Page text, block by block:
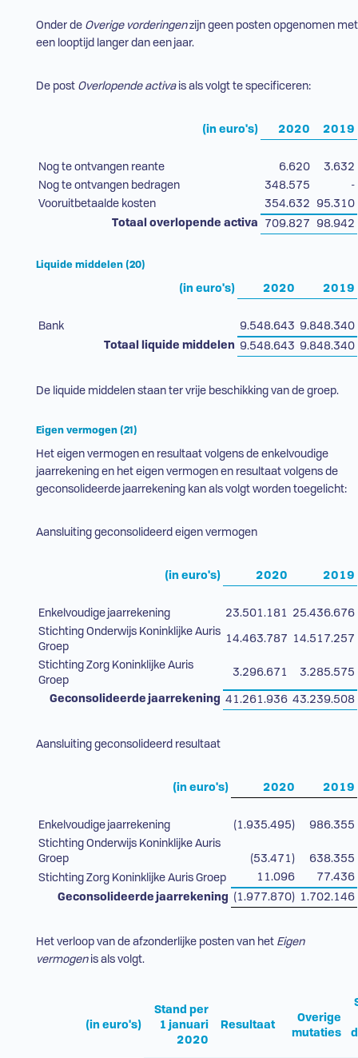
Onder de Overige vorderingenzijn geen posten opgenomen met
een looptijd langer dan een jaar.
De post Overlopende activais als volgt te specificeren:
(in euro's) 2020 2019
Nog te ontvangen reante 6.620
3.632
Nog te ontvangen bedragen
348.575
-
Vooruitbetaalde kosten
354.632
95.310
Totaal overlopende activa
709.827 98.942
Liquide middelen (20)
(in euro's) 2020 2019
Bank 9.548.643 9.848.340
Totaal liquide middelen 9.548.643 9.848.340
De liquide middelen staan ter vrije beschikking van de groep.
Eigen vermogen (21)
Het eigen vermogen en resultaat volgens de enkelvoudige
jaarrekening en het eigen vermogen en resultaat volgens de
geconsolideerde jaarrekening kan als volgt worden toegelicht:
Aansluiting geconsolideerd eigen vermogen
(in euro's) 2020 2019
Enkelvoudige jaarrekening 23.501.181
25.436.676
Stichting Onderwijs Koninklijke Auris
Groep
14.463.787 14.517.257
Stichting Zorg Koninklijke Auris
Groep
3.296.671 3.285.575
Geconsolideerde jaarrekening 41.261.936 43.239.508
Aansluiting geconsolideerd resultaat
(in euro's) 2020 2019
Enkelvoudige jaarrekening (1.935.495)
986.355
Stichting Onderwijs Koninklijke Auris
Groep
(53.471)
638.355
Stichting Zorg Koninklijke Auris Groep
11.096
77.436
Geconsolideerde jaarrekening (1.977.870) 1.702.146
Het verloop van de afzonderlijke posten van het Eigen
vermogenis als volgt.
(in euro's)
Stand per
1 januari
2020
Resultaat
Overige
mutaties